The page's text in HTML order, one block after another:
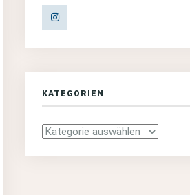
KATEGORIEN
Kategorien